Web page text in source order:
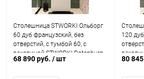
Столешница STWORKI Ольборг
60 дуб французский, без
отверстий, с тумбой 60, с
раковиной STWORKI Rotenburg
40 черной
68 890 руб. / шт
120
40
80